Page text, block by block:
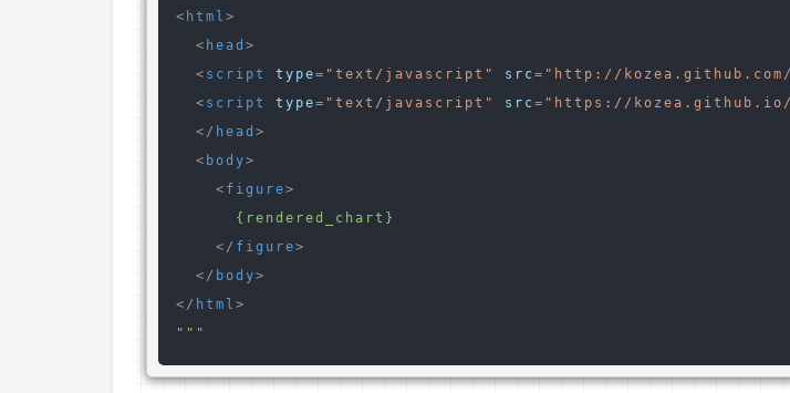
< html >
< head >
< script type= "text/javascript" src= "http://
< script type= "text/javascript" src= "https://
</ head >
< body>
< figure>
{rendered_chart}
</ figure>
</ body>
</ html >
"""